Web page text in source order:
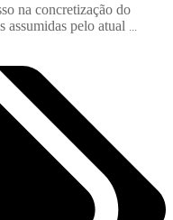
na concretização do
assumidas pelo atual